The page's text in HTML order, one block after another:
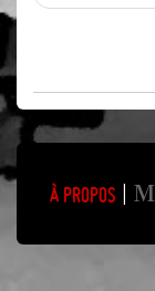
À propos